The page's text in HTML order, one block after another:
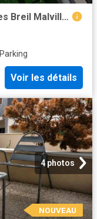
Vente appartement 3 pièces Nantes Breil Malville 44
Parking
Voir les détails
4 photos
NOUVEAU